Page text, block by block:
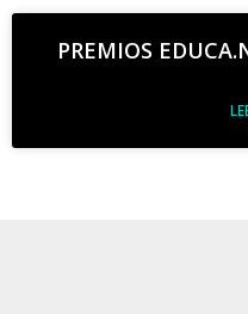
PREMIOS